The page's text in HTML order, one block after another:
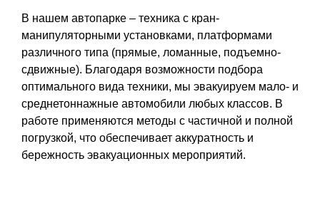
В нашем автопарке – техника с кран-
манипуляторными установками, платформами
различного типа (прямые, ломанные, подъемно-
сдвижные). Благодаря возможности подбора
оптимального вида техники, мы эвакуируем мало- и
среднетоннажные автомобили любых классов. В
работе применяются методы с частичной и полной
погрузкой, что обеспечивает аккуратность и
бережность эвакуационных мероприятий.